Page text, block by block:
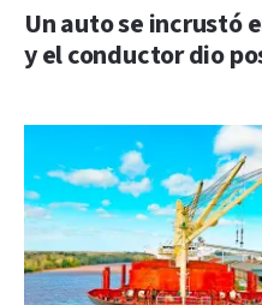
Un auto se incrustó
y el conductor dio